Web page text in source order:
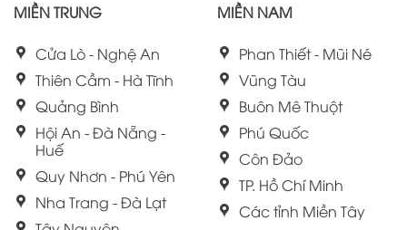
MIỀN TRUNG
Cửa Lò - Nghệ An
Thiên Cầm - Hà Tĩnh
Quảng Bình
Hội An - Đà Nẵng -
Huế
Quy Nhơn - Phú Yên
Nha Trang - Đà Lạt
MIỀN NAM
Phan Thiết - Mũi Né
Vũng Tàu
Buôn Mê Thuột
Phú Quốc
Côn Đảo
TP. Hồ Chí Minh
Các tỉnh Miền Tây